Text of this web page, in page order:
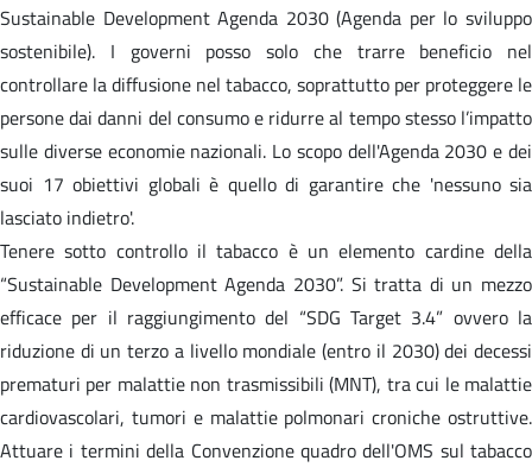
Sustainable Development Agenda 2030 (Agenda per lo sviluppo
sostenibile). I governi posso solo che trarre beneficio nel
controllare la diffusione nel tabacco, soprattutto per proteggere le
persone dai danni del consumo e ridurre al tempo stesso l’impatto
sulle diverse economie nazionali. Lo scopo dell'Agenda 2030 e dei
suoi 17 obiettivi globali è quello di garantire che 'nessuno sia
lasciato indietro'.
Tenere sotto controllo il tabacco è un elemento cardine della
“Sustainable Development Agenda 2030”. Si tratta di un mezzo
efficace per il raggiungimento del “SDG Target 3.4” ovvero la
riduzione di un terzo a livello mondiale (entro il 2030) dei decessi
prematuri per malattie non trasmissibili (MNT), tra cui le malattie
cardiovascolari, tumori e malattie polmonari croniche ostruttive.
Attuare i termini della Convenzione quadro dell'OMS sul tabacco